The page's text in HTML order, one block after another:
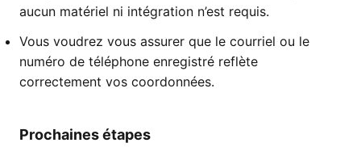
aucun matériel ni intégration n’est requis.
Vous voudrez vous assurer que le courriel ou le
numéro de téléphone enregistré reflète
correctement vos coordonnées.
Prochaines étapes